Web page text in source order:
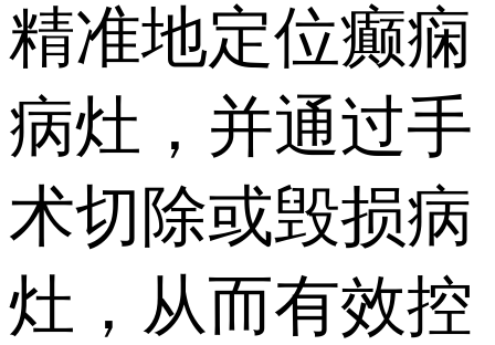
精准地定位癫痫
病灶，并通过手
术切除或毁损病
灶，从而有效控